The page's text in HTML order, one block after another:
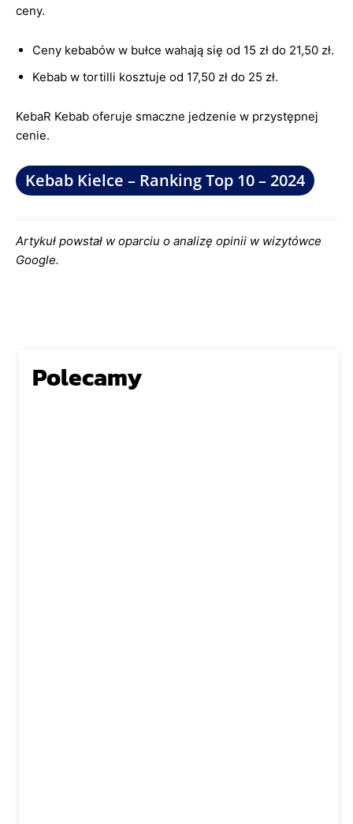
ceny.
Ceny kebabów w bułce wahają się od 15 zł do 21,50 zł.
Kebab w tortilli kosztuje od 17,50 zł do 25 zł.
KebaR Kebab oferuje smaczne jedzenie w przystępnej
cenie.
Kebab Kielce – Ranking Top 10 – 2024
Artykuł powstał w oparciu o analizę opinii w wizytówce
Google.
Polecamy